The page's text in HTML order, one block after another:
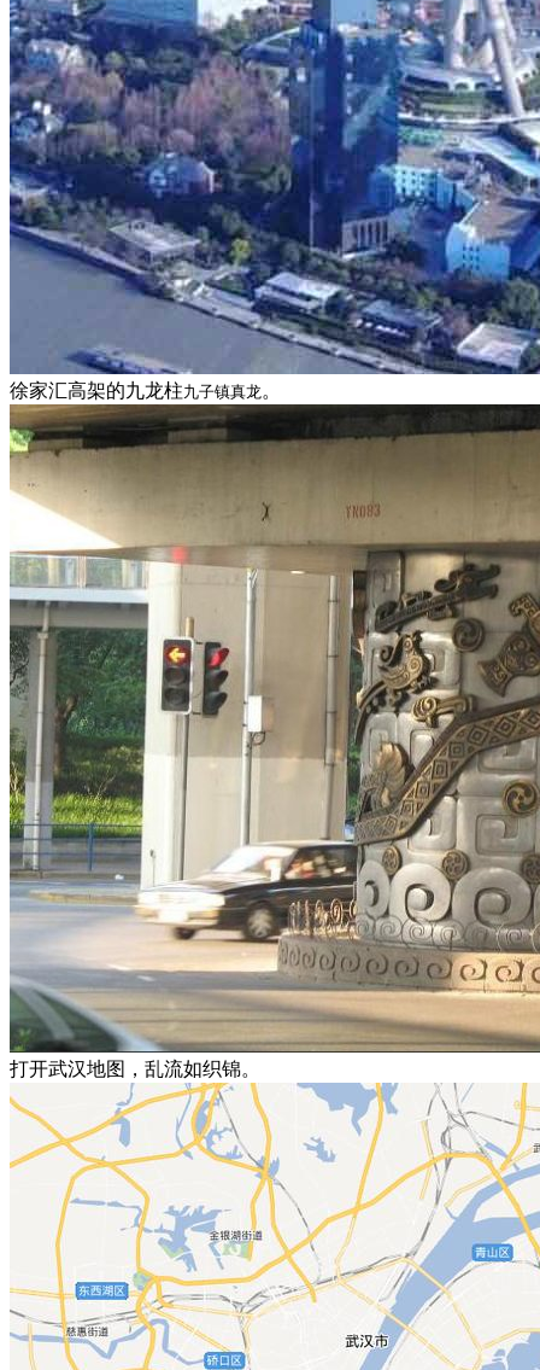
徐家汇高架的九龙柱九子镇真龙。
打开武汉地图，乱流如织锦。